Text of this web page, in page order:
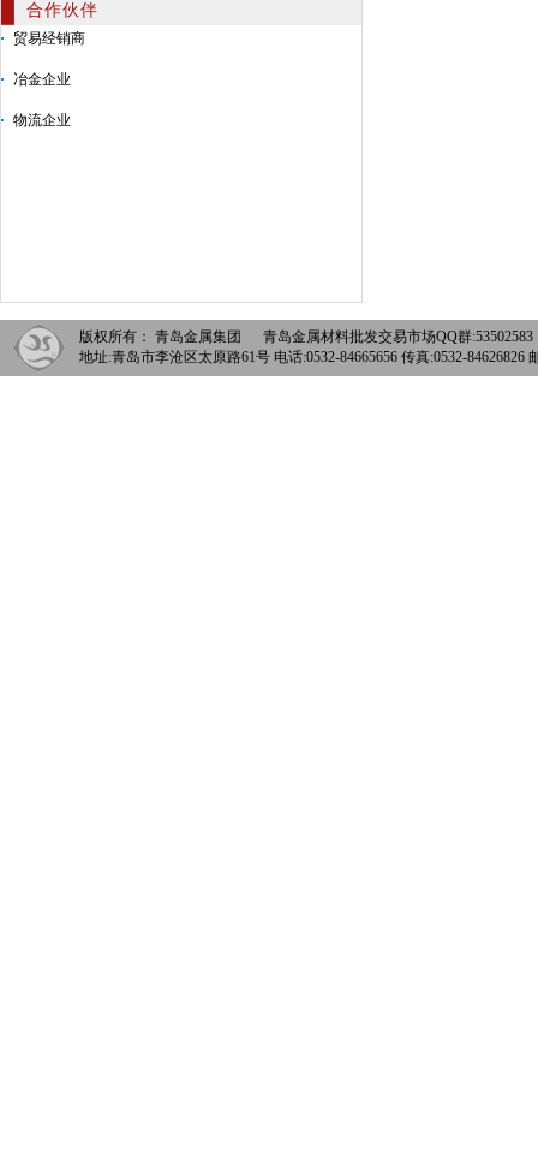
合作伙伴
贸易经销商
冶金企业
物流企业
版权所有： 青岛金属集团 青岛金属材料批发交易市场QQ群
地址:青岛市李沧区太原路61号 电话:0532-84665656 传真:0532-84626826